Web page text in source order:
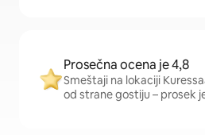
Prosečna ocena je 4,8
Smeštaji na lokaciji
od strane gostiju – prosek